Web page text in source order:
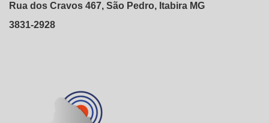
Rua dos Cravos 467, São Pedro, Itabira MG
3831-2928